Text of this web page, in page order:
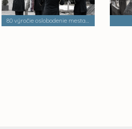
80 výročie oslobodenie mesta Košice